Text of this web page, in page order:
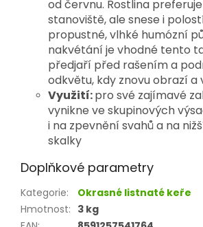
od červnu. Rostlina
stanoviště, ale snese i
propustné, vlhké humózní
nakvétání je vhodné tento
předjaří před rašením a
odkvětu, kdy znovu obrazí a
Využití:pro své zajímavé
vynikne ve skupinových
i na zpevnění svahů a na
skalky
Doplňkové parametry
Kategorie:
Okrasné listnaté keře
Hmotnost: 3 kg